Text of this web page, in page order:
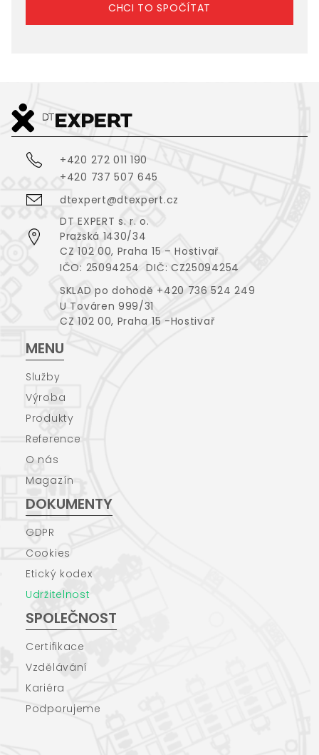
CHCI TO SPOČÍTAT
+420 272 011 190
+420 737 507 645
dtexpert@dtexpert.cz
DT EXPERT s. r. o.
Pražská 1430/34
CZ 102 00, Praha 15 – Hostivař
IČO: 25094254 DIČ: CZ25094254
SKLAD po dohodě +420 736 524 249
U Továren 999/31
CZ 102 00, Praha 15 -Hostivař
MENU
Služby
Výroba
Produkty
Reference
O nás
Magazín
DOKUMENTY
GDPR
Cookies
Etický kodex
Udržitelnost
SPOLEČNOST
Certifikace
Vzdělávání
Kariéra
Podporujeme